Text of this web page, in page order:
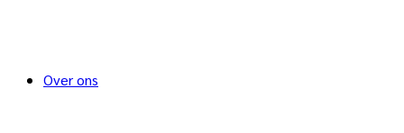
Over ons